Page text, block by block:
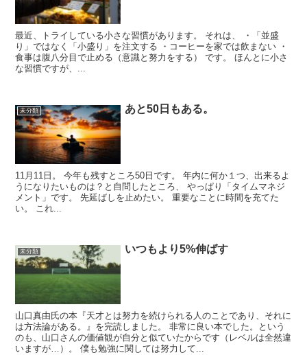
最近、トライしている小さな習慣があります。 それは、 ・「並盛
り」ではなく「小盛り」を注文する ・コーヒーを家では飲まない ・
食事は腹八分目で止める（意識と努力をする） です。 ほんとに小さ
な習慣ですが、...
未分類 あと50日もある。
11月11日。 今年も残すところ50日です。 年内に何か１つ、出来るよ
うになりたいものは？と自問したところ、 やっぱり「タイムマネジ
メント」です。 先延ばしを止めたい。 重要なことに時間を充てた
い。 これ...
未分類 いつもより5%伸ばす
山口真由氏の本『天才とは努力を続けられる人のことであり、それに
は方法論がある。』を完読しました。 非常に良い本でした。という
のも、山口さんの価値観が自分と似ていたからです（レベルは全然違
いますが…）。 僕も勉強に関しては努力して...